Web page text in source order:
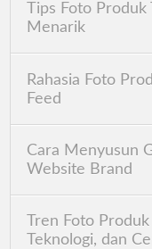
Tips Foto
Menarik
Rahasia Foto
Feed
Cara Menyusun
Website Brand
Tren Foto
Teknologi, dan